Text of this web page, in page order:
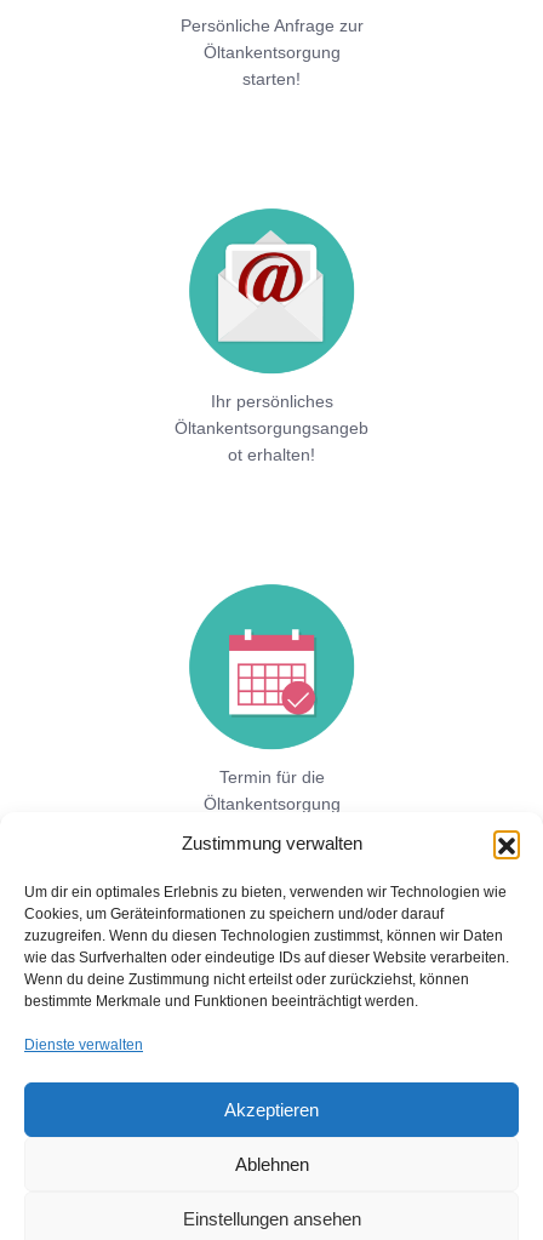
Zustimmung verwalten
Um dir ein optimales Erlebnis zu bieten, verwenden wir Technologien wie
Cookies, um Geräteinformationen zu speichern und/oder darauf
zuzugreifen. Wenn du diesen Technologien zustimmst, können wir Daten
wie das Surfverhalten oder eindeutige IDs auf dieser Website verarbeiten.
Wenn du deine Zustimmung nicht erteilst oder zurückziehst, können
bestimmte Merkmale und Funktionen beeinträchtigt werden.
Dienste verwalten
Akzeptieren
Ablehnen
Einstellungen ansehen
Persönliche Anfrage zur
Öltankentsorgung
starten!
Ihr persönliches
Öltankentsorgungsangeb
ot erhalten!
Termin für die
Öltankentsorgung
Jetzt hier direkt ein unverbindliches
Festpreisangebot einholen!